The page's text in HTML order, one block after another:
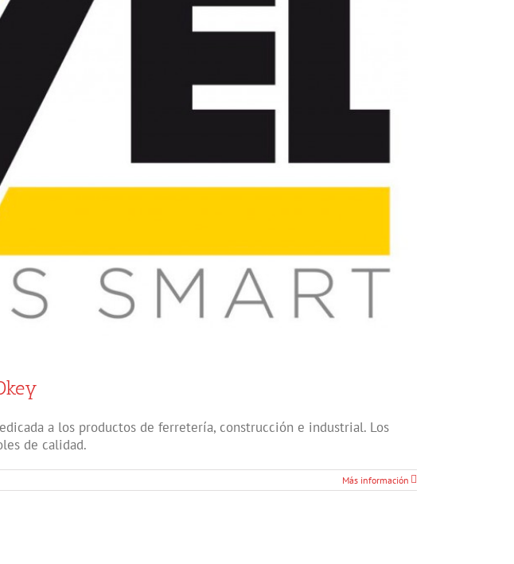
a los productos de ferretería, construcción e industrial. Los
de calidad.
Más información